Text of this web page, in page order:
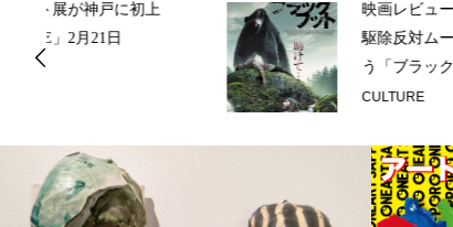
映画レビュー ～森の熊さん大好
駆除反対ムーヴの暇人は見てみま
う「ブラック...
CULTURE